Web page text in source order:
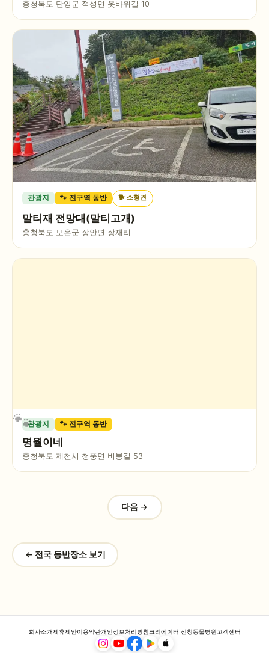
충청북도 단양군 적성면 옷바위길 10
관광지 🐾 전구역 동반 🐕소형견
말티재 전망대(말티고개)
충청북도 보은군 장안면 장재리
관광지 🐾 전구역 동반
명월이네
충청북도 제천시 청풍면 비봉길 53
다음 →
← 전국 동반장소 보기
회사소개제휴제안이용약관개인정보처리방침크리에이터 신청동물병원고객센터